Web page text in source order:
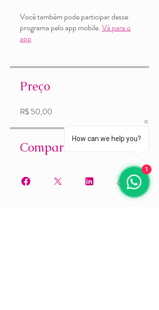
Você também pode participar desse
programa pelo app mobile.Vá para o
app
Preço
R$ 50,00
Compartilhar
How can we help you?
1